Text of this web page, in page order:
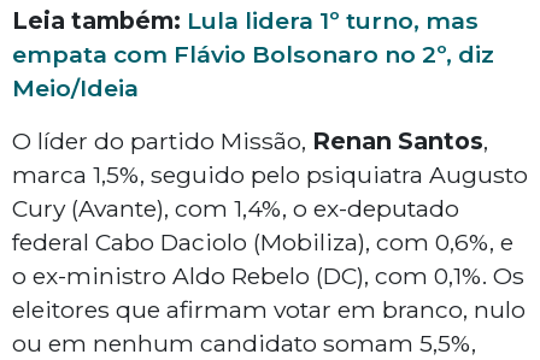
Leia também: Lula lidera 1º turno, mas
empata com Flávio Bolsonaro no 2º, diz
Meio/Ideia
O líder do partido Missão, Renan Santos,
marca 1,5%, seguido pelo psiquiatra Augusto
Cury (Avante), com 1,4%, o ex-deputado
federal Cabo Daciolo (Mobiliza), com 0,6%, e
o ex-ministro Aldo Rebelo (DC), com 0,1%. Os
eleitores que afirmam votar em branco, nulo
ou em nenhum candidato somam 5,5%,